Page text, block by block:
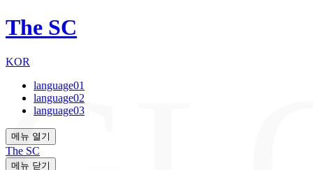
The SC
KOR
language01
language02
language03
메뉴 열기
The SC
메뉴 닫기